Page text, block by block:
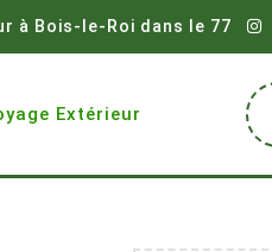
à Bois-le-Roi dans le 77
Extérieur